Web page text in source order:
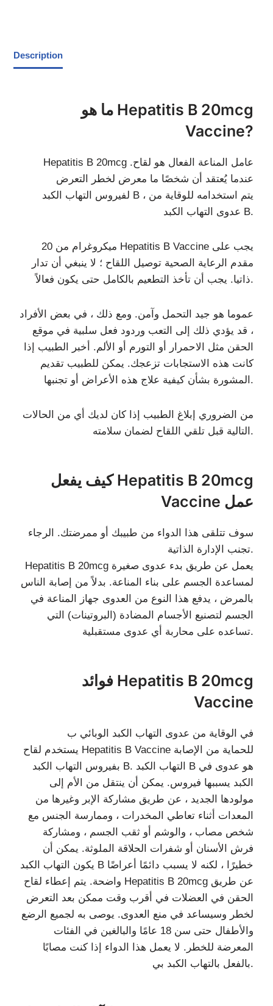
Description
ما هو Hepatitis B 20mcg
Vaccine?
Hepatitis B 20mcg عامل المناعة الفعال هو لقاح.
عندما يُعتقد أن شخصًا ما معرض لخطر التعرض
لفيروس التهاب الكبد B ، يتم استخدامه للوقاية من
عدوى التهاب الكبد B.
20 ميكروغرام من Hepatitis B Vaccine يجب على
مقدم الرعاية الصحية توصيل اللقاح ؛ لا ينبغي أن تدار
ذاتيا. يجب أن تأخذ التطعيم بالكامل حتى يكون فعالاً.
عموما هو جيد التحمل وآمن. ومع ذلك ، في بعض الأفراد
، قد يؤدي ذلك إلى التعب وردود فعل سلبية في موقع
الحقن مثل الاحمرار أو التورم أو الألم. أخبر الطبيب إذا
كانت هذه الاستجابات تزعجك. يمكن للطبيب تقديم
المشورة بشأن كيفية علاج هذه الأعراض أو تجنبها.
من الضروري إبلاغ الطبيب إذا كان لديك أي من الحالات
التالية قبل تلقي اللقاح لضمان سلامته.
كيف يفعل Hepatitis B 20mcg
Vaccine عمل
سوف تتلقى هذا الدواء من طبيبك أو ممرضتك. الرجاء
تجنب الإدارة الذاتية.
Hepatitis B 20mcg يعمل عن طريق بدء عدوى صغيرة
لمساعدة الجسم على بناء المناعة. بدلاً من إصابة الناس
بالمرض ، يدفع هذا النوع من العدوى جهاز المناعة في
الجسم لتصنيع الأجسام المضادة (البروتينات) التي
تساعده على محاربة أي عدوى مستقبلية.
فوائد Hepatitis B 20mcg
Vaccine
في الوقاية من عدوى التهاب الكبد الوبائي ب
يستخدم لقاح Hepatitis B Vaccine للحماية من الإصابة
بفيروس التهاب الكبد B. التهاب الكبد B هو عدوى في
الكبد يسببها فيروس. يمكن أن ينتقل من الأم إلى
مولودها الجديد ، عن طريق مشاركة الإبر وغيرها من
المعدات أثناء تعاطي المخدرات ، وممارسة الجنس مع
شخص مصاب ، والوشم أو ثقب الجسم ، ومشاركة
فرش الأسنان أو شفرات الحلاقة الملوثة. يمكن أن
يكون التهاب الكبد B خطيرًا ، لكنه لا يسبب دائمًا أعراضًا
واضحة. يتم إعطاء لقاح Hepatitis B 20mcg عن طريق
الحقن في العضلات في أقرب وقت ممكن بعد التعرض
لخطر وسيساعد في منع العدوى. يوصى به لجميع الرضع
والأطفال حتى سن 18 عامًا والبالغين في الفئات
المعرضة للخطر. لا يعمل هذا الدواء إذا كنت مصابًا
بالفعل بالتهاب الكبد بي.